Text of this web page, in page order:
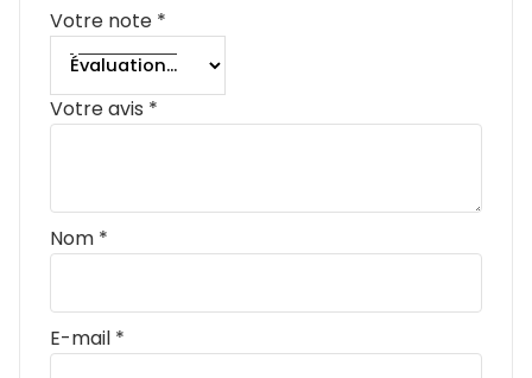
“SHAPERMINT
Shapewear for
Waisted”
champs obligatoires sont indiqués avec*
Votre note*